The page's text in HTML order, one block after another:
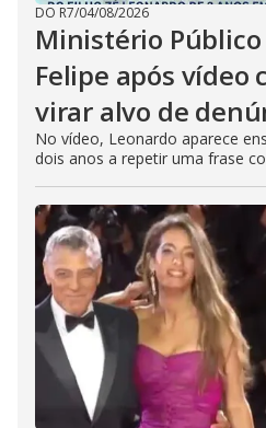
DO R7/04/08/2026
Ministério
Felipe após vídeo
virar alvo de
No vídeo, Leonardo aparece
dois anos a repetir uma frase